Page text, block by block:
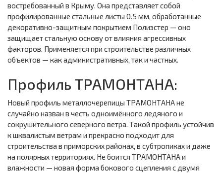
востребованный в Крыму. Она представляет собой
профилированные стальные листы 0.5 мм, обработанные
декоративно-защитным покрытием Полиэстер — оно
защищает стальную основу от влияния агрессивных
факторов. Применяется при строительстве различных
объектов — как административных, так и частных.
Профиль ТРАМОНТАНА:
Новый профиль металлочерепицы ТРАМОНТАНА не
случайно назван в честь одноимённого ледяного и
сокрушительного северного ветра. Такой профиль устойчив
к шквалистым ветрам и прекрасно подходит для
строительства в приморских районах, в субтропиках и даже
на полярных территориях. Не боится ТРАМОНТАНА и
влажности — новая форма бокового сцепления с двумя